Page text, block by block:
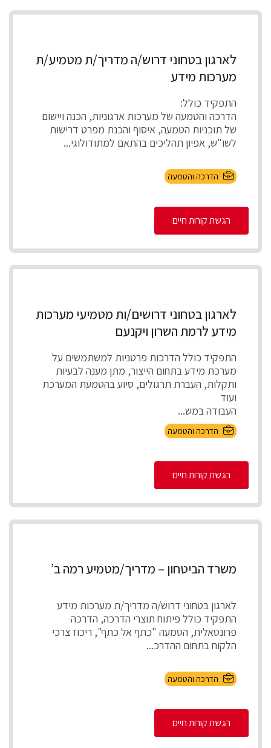
לארגון בטחוני דרוש/ה מדריך/ת מטמיע/ת
מערכות מידע
התפקיד כולל:
הדרכה והטמעה של מערכות ארגוניות, הכנה ויישום
של תוכניות הטמעה, איסוף והכנת מפרט דרישות
לשו"ש, אפיון תהליכים בהתאם למתודולוגי...
הדרכה והטמעה
הגשת קורות חיים
לארגון בטחוני דרושים/ות מטמיעי מערכות
מידע לרמת השרון ויקנעם
התפקיד כולל הדרכות פרטניות למשתמשים על
מערכת מידע בתחום הייצור, מתן מענה לבעיות
ותקלות, העברת תרגולים, סיוע בהטמעת המערכת
ועוד
העבודה במש...
הדרכה והטמעה
הגשת קורות חיים
משרד הביטחון – מדריך/מטמיע רמה ב’
לארגון בטחוני דרוש/ה מדריך/ת מערכות מידע
התפקיד כולל פיתוח תוצרי הדרכה, הדרכה
פרונטאלית, הטמעה "כתף אל כתף", ריכוז צרכי
הלקוח בתחום ההדרכ...
הדרכה והטמעה
הגשת קורות חיים